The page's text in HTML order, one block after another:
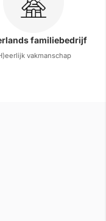
familiebedrijf
vakmanschap